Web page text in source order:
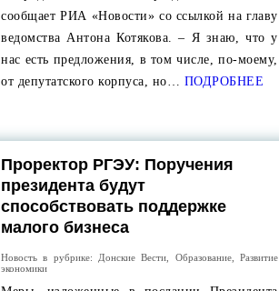
сообщает РИА «Новости» со ссылкой на главу
ведомства Антона Котякова. – Я знаю, что у
нас есть предложения, в том числе, по-моему,
от депутатского корпуса, но… ПОДРОБНЕЕ
Проректор РГЭУ: Поручения
президента будут
способствовать поддержке
малого бизнеса
Новость в рубрике: Донские Вести Образование, Развитие
экономики